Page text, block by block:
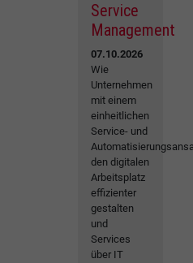
Service
Management
07.10.2026
Wie
Unternehmen
mit einem
einheitlichen
Service- und
den digitalen
Arbeitsplatz
effizienter
gestalten
und
Services
über IT